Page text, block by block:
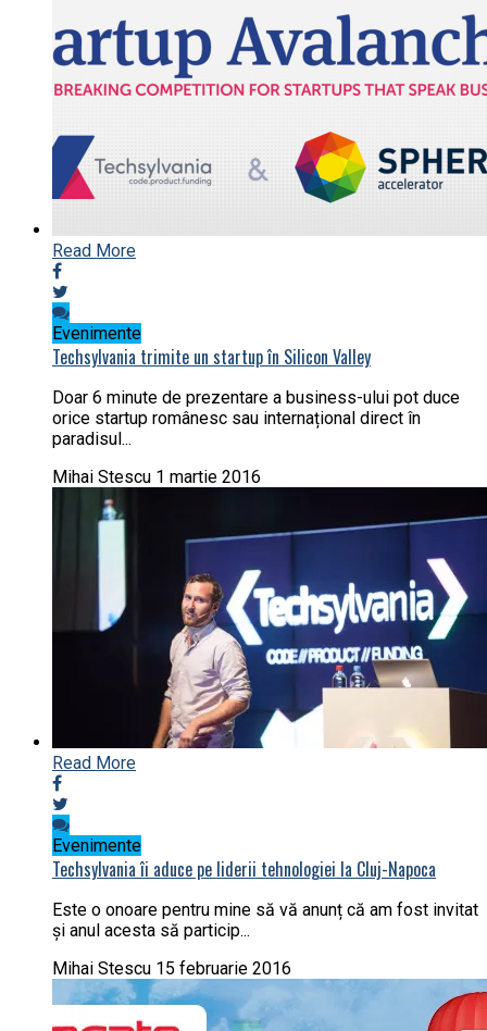
Read More
Evenimente
Techsylvania trimite un startup în Silicon Valley
Doar 6 minute de prezentare a business-ului pot duce
orice startup românesc sau internațional direct în
paradisul...
Mihai Stescu 1 martie 2016
Read More
Evenimente
Techsylvania îi aduce pe liderii tehnologiei la Cluj-Napoca
Este o onoare pentru mine să vă anunț că am fost invitat
și anul acesta să particip...
Mihai Stescu 15 februarie 2016